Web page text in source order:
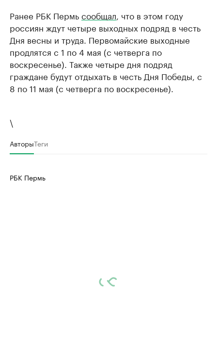
Ранее РБК Пермьсообщал, что в этом году
россиян ждут четыре выходных подряд в честь
Дня весны и труда. Первомайские выходные
продлятся с 1 по 4 мая (с четверга по
воскресенье). Также четыре дня подряд
граждане будут отдыхать в честь Дня Победы, с
8 по 11 мая (с четверга по воскресенье).
\
АвторыТеги
РБК Пермь